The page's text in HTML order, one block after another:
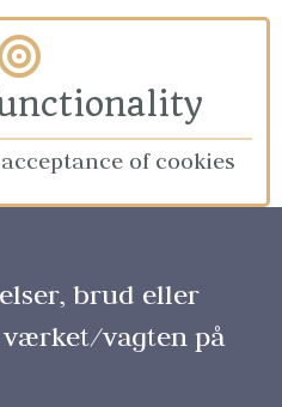
of cookies
brud eller
vagten på